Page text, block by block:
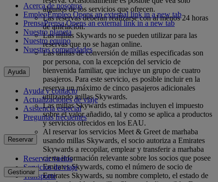
algunos de los servicios que ofrecen.
Las reservas deberán realizarse con al menos 24 horas
de antelación.
Las millas Skywards no se pueden utilizar para las
reservas que no se hagan online.
Las tarifas de conversión de millas especificadas son
por persona, con la excepción del servicio de
bienvenida familiar, que incluye un grupo de cuatro
pasajeros. Para este servicio, es posible incluir en la
reserva un máximo de cinco pasajeros adicionales
utilizando millas Skywards.
Las millas Skywards estimadas incluyen el impuesto
sobre el valor añadido, tal y como se aplica a productos
y servicios ofrecidos en los EAU.
Al reservar los servicios Meet & Greet de marhaba
usando millas Skywards, el socio autoriza a Emirates
Skywards a recopilar, emplear y transferir a marhaba
cierta información relevante sobre los socios que posee
Emirates Skywards, como el número de socio de
Emirates Skywards, su nombre completo, el estado de
Acerca de nosotros
EmpleoEmpleo Opens an external link in a new tab
PrensaPrensa Opens an external link in a new tab
Nuestro planeta
Nuestro equipo
Nuestras comunidades
Ayuda
Ayuda y contacto
Actualizaciones de viaje
Asistencia especial
Preguntas frecuentes
Reservar
Reservar vuelos
Servicios de viaje
Transporte
Gestionar